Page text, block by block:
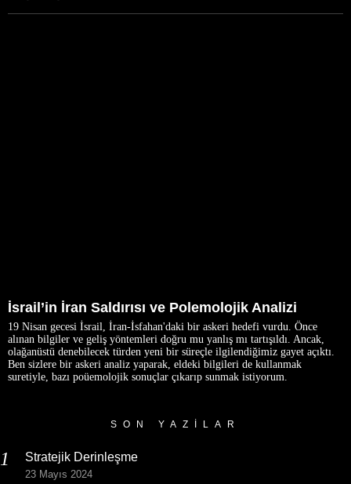
İsrail’in İran Saldırısı ve Polemolojik Analizi
19 Nisan gecesi İsrail, İran-İsfahan'daki bir askeri hedefi vurdu. Önce
alınan bilgiler ve geliş yöntemleri doğru mu yanlış mı tartışıldı. Ancak,
olağanüstü denebilecek türden yeni bir süreçle ilgilendiğimiz gayet açıktı.
Ben sizlere bir askeri analiz yaparak, eldeki bilgileri de kullanmak
suretiyle, bazı poüemolojik sonuçlar çıkarıp sunmak istiyorum.
SON YAZILAR
Stratejik Derinleşme
23 Mayıs 2024